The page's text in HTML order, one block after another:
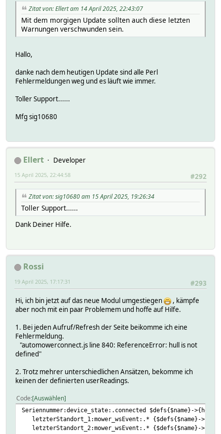
Zitat von: Ellert am 14 April 2025, 22:43:07
Mit dem morgigen Update sollten auch diese letzten
Warnungen verschwunden sein.
Hallo,
danke nach dem heutigen Update sind alle Perl
Fehlermeldungen weg und es läuft wie immer.
Toller Support......
Mfg sig10680
Ellert
Developer
#292
15 April 2025, 22:44:58
Zitat von: sig10680 am 15 April 2025, 19:26:34
Toller Support......
Dank Deiner Hilfe.
Rossi
#293
19 April 2025, 17:17:31
Hi, ich bin jetzt auf das neue Modul umgestiegen
, kämpfe
aber noch mit ein paar Problemem und hoffe auf Hilfe.
1. Bei jeden Aufruf/Refresh der Seite beikomme ich eine
Fehlermeldung.
"automowerconnect.js line 840: ReferenceError: hull is not
defined"
2. Trotz mehrer unterschiedlichen Ansätzen, bekomme ich
keinen der definierten userReadings.
Code Auswählen
Seriennummer:device_state:.connected $defs{$name}-
letzterStandort_1:mower_wsEvent:.* {$defs{$name}-
letzterStandort_2:mower_wsEvent:.* {$defs{$name}-